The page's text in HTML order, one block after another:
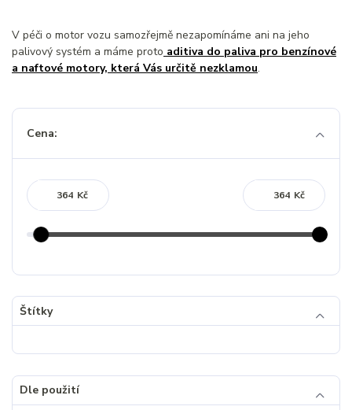
V péči o motor vozu samozřejmě nezapomínáme ani na jeho
palivový systém a máme proto aditiva do paliva pro benzínové
a naftové motory, která Vás určitě nezklamou.
Cena:
Kč Kč
Štítky
Dle použití